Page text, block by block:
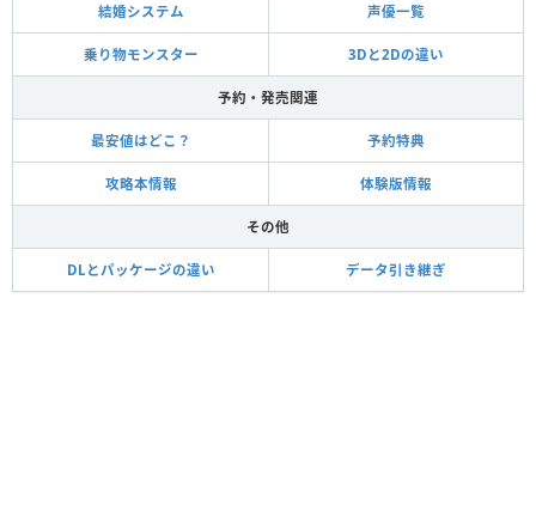
結婚システム 声優一覧
乗り物モンスター 3Dと2Dの違い
予約・発売関連
最安値はどこ？ 予約特典
攻略本情報 体験版情報
その他
DLとパッケージの違い データ引き継ぎ